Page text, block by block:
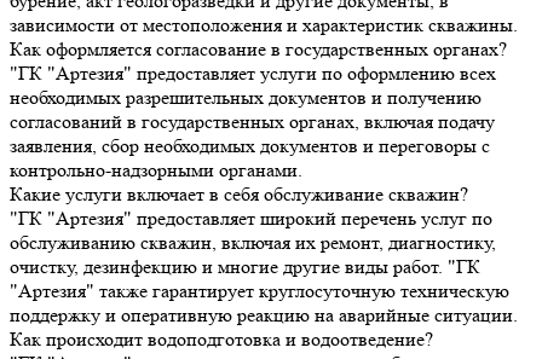
зависимости от местоположения и характеристик скважины.
Как оформляется согласование в государственных органах?
"ГК "Артезия" предоставляет услуги по оформлению всех
необходимых разрешительных документов и получению
согласований в государственных органах, включая подачу
заявления, сбор необходимых документов и переговоры с
контрольно-надзорными органами.
Какие услуги включает в себя обслуживание скважин?
"ГК "Артезия" предоставляет широкий перечень услуг по
обслуживанию скважин, включая их ремонт, диагностику,
очистку, дезинфекцию и многие другие виды работ. "ГК
"Артезия" также гарантирует круглосуточную техническую
поддержку и оперативную реакцию на аварийные ситуации.
Как происходит водоподготовка и водоотведение?